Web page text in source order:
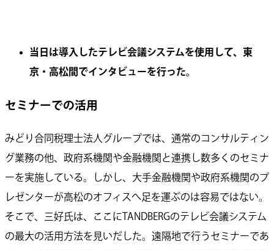
当日は導入したテレビ会議システムを使用して、東
京・高松間でインタビューを行った。
セミナーでの活用
みどり合同税理士法人グループでは、通常のコンサルティン
グ業務の他、政府系機関や金融機関と連携し数多くのセミナ
ーを実施している。しかし、大手金融機関や政府系機関のプ
レゼンターが高松のオフィスへ足を運ぶのは容易ではない。
そこで、三好氏は、ここにTANDBERGのテレビ会議システム
の最大の活用方法を見いだした。遠隔地で行うセミナーであ